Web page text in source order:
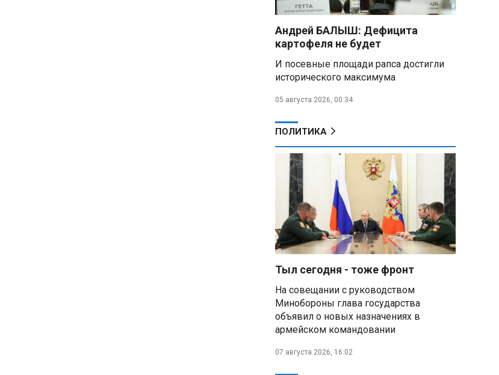
белорусских деревнях
Алесандр Лукашенко назвал
работу сельской торговли
возмутился «просрочкой и
тухлятиной»
Владимир Путин обсудил с
меры по защите инфраструктуры
Минобороны РФ: «Искандер»
уничтожил эшелон с техникой
ВСУ в Днепропетровской
области
Главы правительств ЕАЭС
подписали три соглашения по
e‑торговле, биржевому рынку и
ученым званиям
Александр Лукашенко:
Хотите «собирать сливки» в
городах — отвечайте и за
отдалённые деревни
Минобороны РФ: установлен
Андрей БАЛЫШ: Дефицита
картофеля не будет
И посевные площади рапса достигли
исторического максимума
05 августа 2026, 00:34
ПОЛИТИКА
Тыл сегодня - тоже фронт
На совещании с руководством
Минобороны глава государства
объявил о новых назначениях в
армейском командовании
07 августа 2026, 16:02